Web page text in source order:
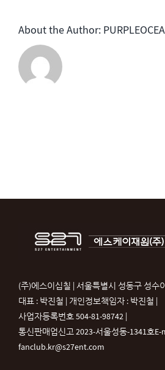
About the Author:
(주)에스이십칠 | 서울특별시 성동구 성수
대표 : 박진철 | 개인정보책임자 : 박진철 |
사업자등록번호 504-81-98742 |
통신판매업신고 2023-서울성동-1341호E-
fanclub.kr@s27ent.com